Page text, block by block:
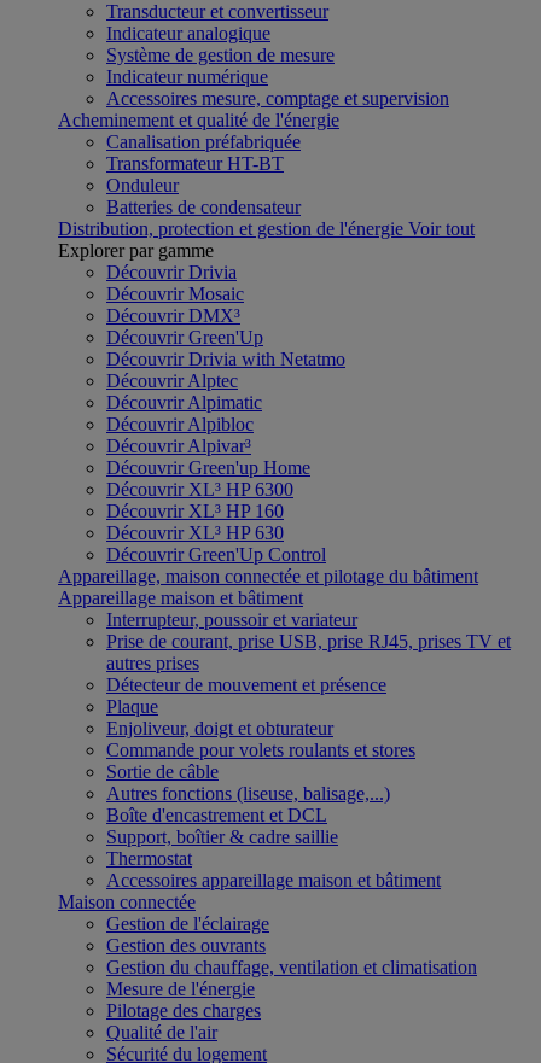
Transducteur et convertisseur
Indicateur analogique
Système de gestion de mesure
Indicateur numérique
Accessoires mesure, comptage et supervision
Acheminement et qualité de l'énergie
Canalisation préfabriquée
Transformateur HT-BT
Onduleur
Batteries de condensateur
Distribution, protection et gestion de l'énergie Voir tout
Explorer par gamme
Découvrir Drivia
Découvrir Mosaic
Découvrir DMX³
Découvrir Green'Up
Découvrir Drivia with Netatmo
Découvrir Alptec
Découvrir Alpimatic
Découvrir Alpibloc
Découvrir Alpivar³
Découvrir Green'up Home
Découvrir XL³ HP 6300
Découvrir XL³ HP 160
Découvrir XL³ HP 630
Découvrir Green'Up Control
Appareillage, maison connectée et pilotage du bâtiment
Appareillage maison et bâtiment
Interrupteur, poussoir et variateur
Prise de courant, prise USB, prise RJ45, prises TV et
autres prises
Détecteur de mouvement et présence
Plaque
Enjoliveur, doigt et obturateur
Commande pour volets roulants et stores
Sortie de câble
Autres fonctions (liseuse, balisage,...)
Boîte d'encastrement et DCL
Support, boîtier & cadre saillie
Thermostat
Accessoires appareillage maison et bâtiment
Maison connectée
Gestion de l'éclairage
Gestion des ouvrants
Gestion du chauffage, ventilation et climatisation
Mesure de l'énergie
Pilotage des charges
Qualité de l'air
Sécurité du logement